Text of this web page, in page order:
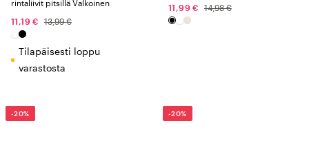
rintaliivit pitsillä Valkoinen
11,19 €
13,99 €
Tilapäisesti loppu
varastosta
11,99 €
14,98 €
-20% -20%